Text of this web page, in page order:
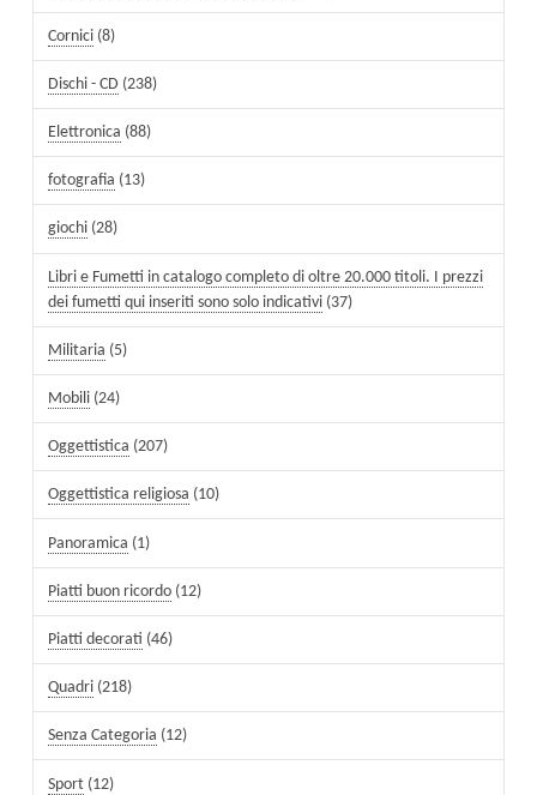
Cornici (8)
Dischi - CD (238)
Elettronica (88)
fotografia (13)
giochi (28)
Libri e Fumetti in catalogo completo di oltre 20.000 titoli. I prezzi
dei fumetti qui inseriti sono solo indicativi (37)
Militaria (5)
Mobili (24)
Oggettistica (207)
Oggettistica religiosa (10)
Panoramica (1)
Piatti buon ricordo (12)
Piatti decorati (46)
Quadri (218)
Senza Categoria (12)
Sport (12)